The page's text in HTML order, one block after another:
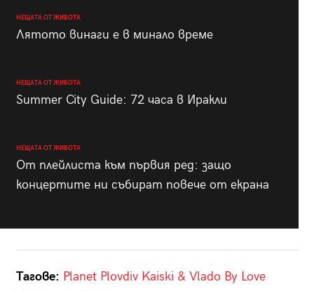
НЕЩАТА ОТ ЖИВОТА
Лятото винаги е в минало време
НЕЩАТА ОТ ЖИВОТА
Summer City Guide: 72 часа в Иракли
НЕЩАТА ОТ ЖИВОТА
От плейлиста към първия ред: защо
концертите ни събират повече от екрана
Тагове: Planet Plovdiv Kaiski & Vlado By Love